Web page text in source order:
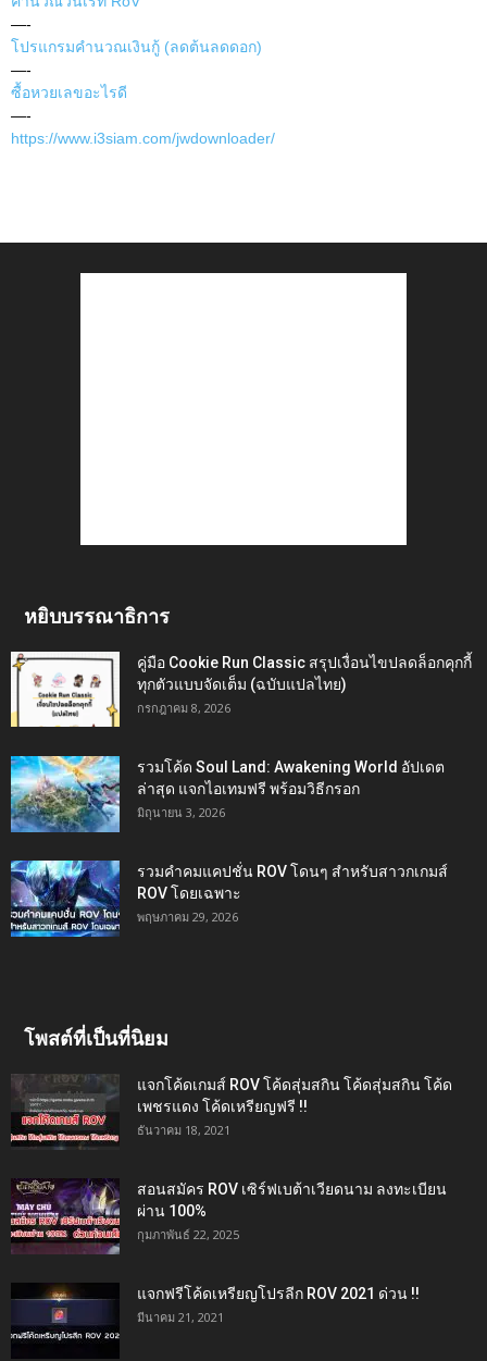
—-
โปรแกรมคำนวณเงินกู้ (ลดต้นลดดอก)
—-
ซื้อหวยเลขอะไรดี
—-
https://www.i3siam.com/jwdownloader/
หยิบบรรณาธิการ
คู่มือ Cookie Run Classic สรุปเงื่อนไขปลดล็อกคุกกี้
ทุกตัวแบบจัดเต็ม (ฉบับแปลไทย)
กรกฎาคม 8, 2026
รวมโค้ด Soul Land: Awakening World อัปเดต
ล่าสุด แจกไอเทมฟรี พร้อมวิธีกรอก
มิถุนายน 3, 2026
รวมคำคมแคปชั่น ROV โดนๆ สำหรับสาวกเกมส์
ROV โดยเฉพาะ
พฤษภาคม 29, 2026
โพสต์ที่เป็นที่นิยม
แจกโค้ดเกมส์ ROV โค้ดสุ่มสกิน โค้ดสุ่มสกิน โค้ด
เพชรแดง โค้ดเหรียญฟรี !!
ธันวาคม 18, 2021
สอนสมัคร ROV เซิร์ฟเบต้าเวียดนาม ลงทะเบียน
ผ่าน 100%
กุมภาพันธ์ 22, 2025
แจกฟรีโค้ดเหรียญโปรลีก ROV 2021 ด่วน !!
มีนาคม 21, 2021